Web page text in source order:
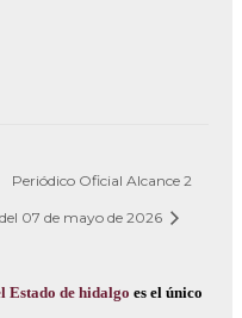
Periódico Oficial Alcance 2
del 07 de mayo de 2026
Estado de hidalgo es el único